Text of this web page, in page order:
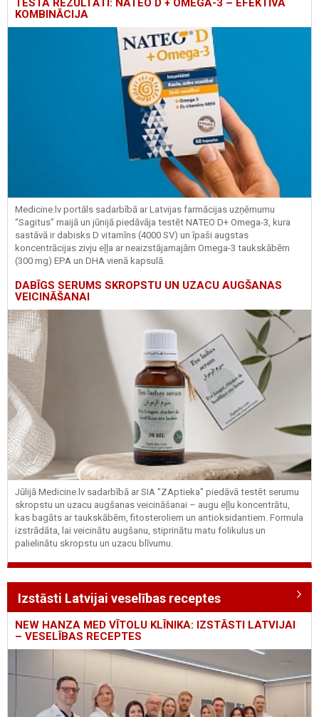
TESTA REZULTĀTI: NATEO D + OMEGA-3 – EFEKTĪVA
KOMBINĀCIJA
Medicine.lv portāls sadarbībā ar Latvijas farmācijas uzņēmumu
“Sagitus” maijā un jūnijā piedāvāja testēt NATEO D+ Omega-3, kura
sastāvā ir dabisks D vitamīns (4000 SV) un īpaši augstas
koncentrācijas zivju eļļa ar neaizstājamajām Omega-3 taukskābēm
(300 mg) EPA un DHA vienā kapsulā.
DABĪGS SERUMS SKROPSTU UN UZACU AUGŠANAS
VEICINĀŠANAI
Jūlijā Medicine.lv sadarbībā ar SIA "ZAptieka" piedāvā testēt serumu
skropstu un uzacu augšanas veicināšanai – augu eļļu koncentrātu,
kas bagāts ar taukskābēm, fitosteroliem un antioksidantiem. Formula
izstrādāta, lai veicinātu augšanu, stiprinātu matu folikulus un
palielinātu skropstu un uzacu blīvumu.
Izstāsti Latvijai veselības receptes
NEW HANZA MED VĪTOLU KLĪNIKA: IZSTĀSTI LATVIJAI
– VESELĪBAS RECEPTES